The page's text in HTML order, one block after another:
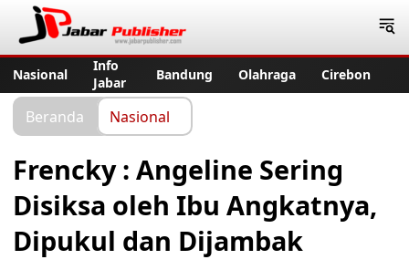
Nasional
Info
Jabar
Bandung Olahraga Cirebon
Beranda Nasional
Frencky : Angeline Sering
Disiksa oleh Ibu Angkatnya,
Dipukul dan Dijambak